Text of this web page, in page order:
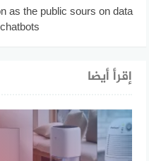
as the public sours on data
إقرأ أيضا